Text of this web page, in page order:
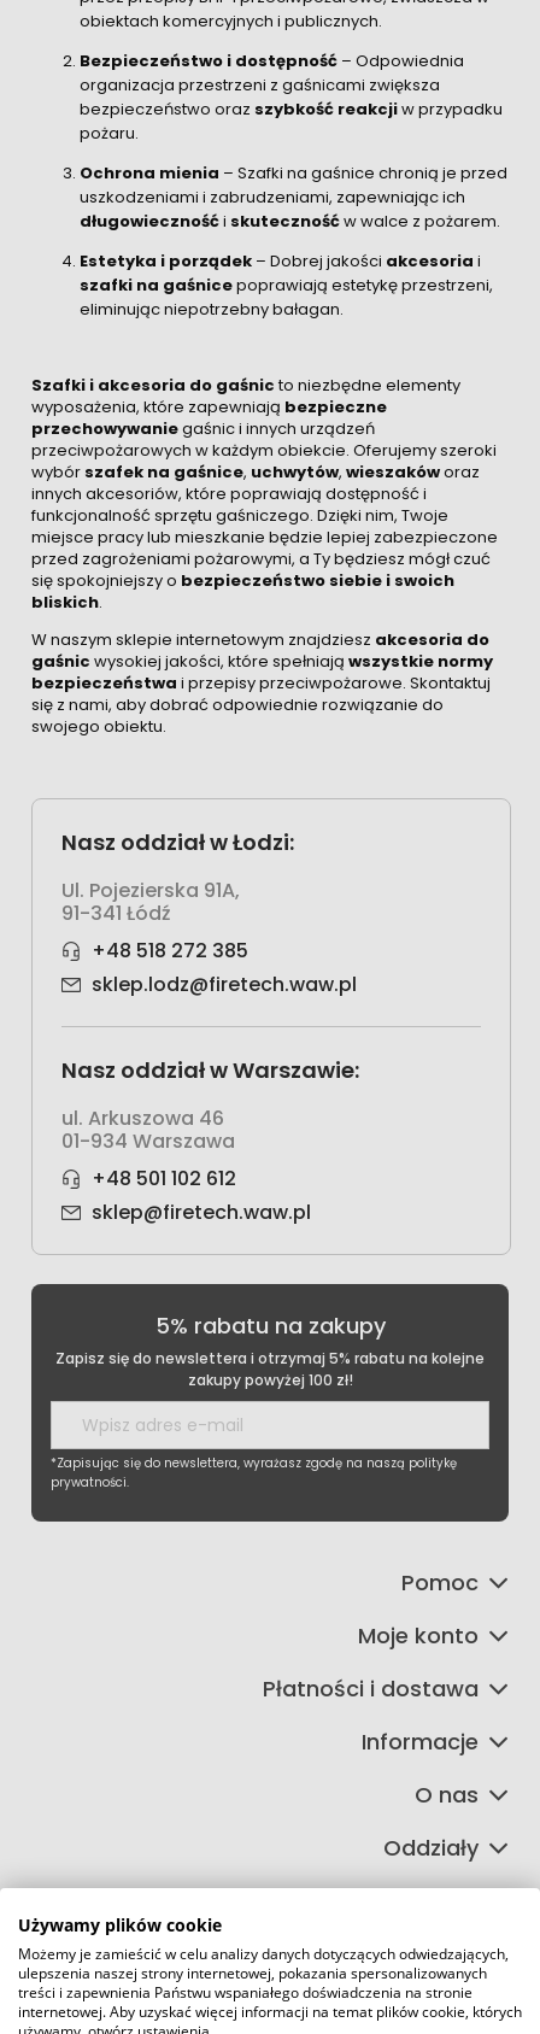
obiektach komercyjnych i publicznych.
Bezpieczeństwo i dostępność – Odpowiednia
organizacja przestrzeni z gaśnicami zwiększa
bezpieczeństwo oraz szybkość reakcjiw przypadku
pożaru.
Ochrona mienia – Szafki na gaśnice chronią je przed
uszkodzeniami i zabrudzeniami, zapewniając ich
długowiecznośći skutecznośćw walce z pożarem.
Estetyka i porządek – Dobrej jakości akcesoria i
szafki na gaśnicepoprawiają estetykę przestrzeni,
eliminując niepotrzebny bałagan.
Szafki i akcesoria do gaśnicto niezbędne elementy
wyposażenia, które zapewniają bezpieczne
przechowywaniegaśnic i innych urządzeń
przeciwpożarowych w każdym obiekcie. Oferujemy szeroki
wybór szafek na gaśnice, uchwytów, wieszakóworaz
innych akcesoriów, które poprawiają dostępność i
funkcjonalność sprzętu gaśniczego. Dzięki nim, Twoje
miejsce pracy lub mieszkanie będzie lepiej zabezpieczone
przed zagrożeniami pożarowymi, a Ty będziesz mógł czuć
się spokojniejszy o bezpieczeństwo siebie i swoich
bliskich.
W naszym sklepie internetowym znajdziesz akcesoria do
gaśnic wysokiej jakości, które spełniają wszystkie normy
bezpieczeństwa i przepisy przeciwpożarowe. Skontaktuj
się z nami, aby dobrać odpowiednie rozwiązanie do
swojego obiektu.
Nasz oddział w Łodzi:
Ul. Pojezierska 91A,
91-341 Łódź
+48 518 272 385
sklep.lodz@firetech.waw.pl
Nasz oddział w Warszawie:
ul. Arkuszowa 46
01-934 Warszawa
+48 501 102 612
sklep@firetech.waw.pl
5% rabatu na zakupy
Zapisz się do newslettera i otrzymaj 5% rabatu na kolejne
zakupy powyżej 100 zł!
*Zapisując się do newslettera, wyrażasz zgodę na naszą politykę
prywatności.
Pomoc
Moje konto
Płatności i dostawa
Informacje
O nas
Oddziały
©2026 Wszelkie Prawa Zastrzeżone | FIRETECH Stacjonarny i
internetowy sklep przeciwpożarowy
Używamy plików cookie
Możemy je zamieścić w celu analizy danych dotyczących odwiedzających,
ulepszenia naszej strony internetowej, pokazania spersonalizowanych
treści i zapewnienia Państwu wspaniałego doświadczenia na stronie
internetowej. Aby uzyskać więcej informacji na temat plików cookie, których